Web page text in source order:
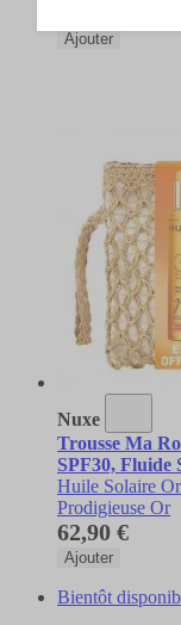
Ajouter
Nuxe
Trousse Ma
SPF30, Fluide
Huile Solaire
Prodigieuse Or
62,90 €
Ajouter
Bientôt